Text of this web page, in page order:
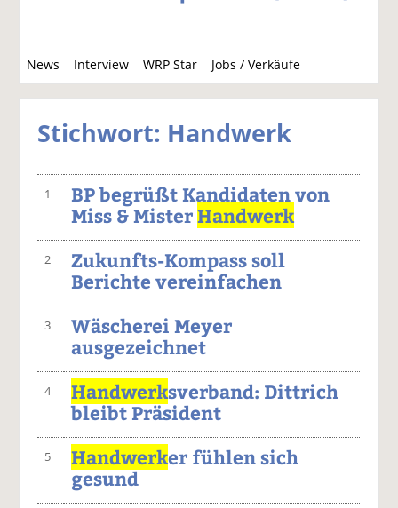
News Interview WRP Star Jobs / Verkäufe
u
c
Stichwort: Handwerk
1
BP begrüßt Kandidaten von
Miss & MisterHandwerk
2
Zukunfts-Kompass soll
Berichte vereinfachen
3
Wäscherei Meyer
ausgezeichnet
4 Handwerksverband: Dittrich
bleibt Präsident
5 Handwerker fühlen sich
gesund